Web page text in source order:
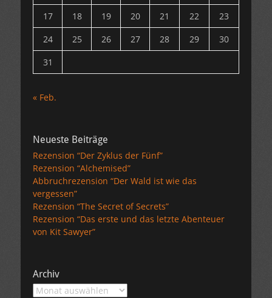
17
18 19 20 21 22
23
24
25 26 27 28 29
30
31
« Feb.
Neueste Beiträge
Rezension “Der Zyklus der Fünf”
Rezension “Alchemised”
Abbruchrezension “Der Wald ist wie das
vergessen”
Rezension “The Secret of Secrets”
Rezension “Das erste und das letzte Abenteuer
von Kit Sawyer”
Archiv
Archiv